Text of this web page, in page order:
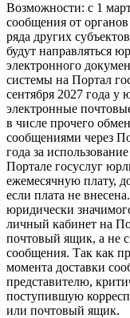
Возможности: с 1
сообщения от
ряда других
будут направляться
электронного
системы на Портал
сентября 2027 года
электронные
в числе прочего
сообщениями через
года за
Портале госуслуг
ежемесячную плату,
если плата не
юридически
личный кабинет на
почтовый ящик, а не
сообщения. Так как
момента доставки
представителю,
поступившую
или почтовый ящик.